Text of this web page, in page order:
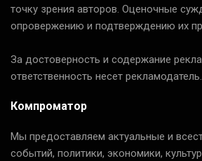
точку зрения авторов. Оценочные
опровержению и подтверждению их
За достоверность и содержание
ответственность несет рекламодатель.
Компроматор
Мы предоставляем актуальные и
событий, политики, экономики,